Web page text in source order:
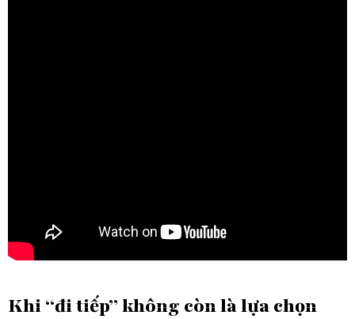
Khi “đi tiếp” không còn là lựa chọn